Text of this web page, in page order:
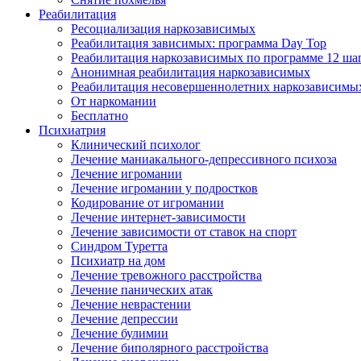
Реабилитация
Ресоциализация наркозависимых
Реабилитация зависимых: программа Day Top
Реабилитация наркозависимых по программе 12
Анонимная реабилитация наркозависимых
Реабилитация несовершеннолетних
От наркомании
Бесплатно
Психиатрия
Клинический психолог
Лечение маниакального-депрессивного психоза
Лечение игромании
Лечение игромании у подростков
Кодирование от игромании
Лечение интернет-зависимости
Лечение зависимости от ставок на спорт
Синдром Туретта
Психиатр на дом
Лечение тревожного расстройства
Лечение панических атак
Лечение неврастении
Лечение депрессии
Лечение булимии
Лечение биполярного расстройства